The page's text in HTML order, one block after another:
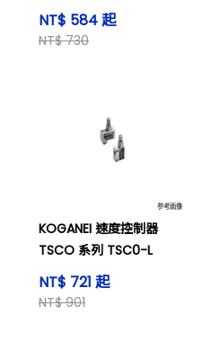
01-MB。
NT$ 584 起
NT$ 730
KOGANEI 速度控制器
TSCO 系列 TSC0-L
NT$ 721 起
NT$ 901